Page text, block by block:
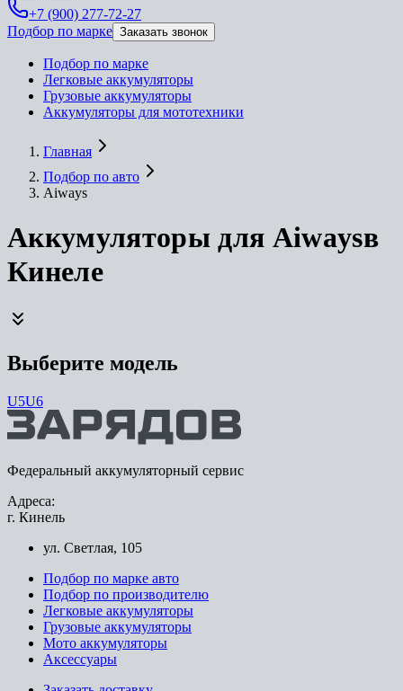
+7 (900) 277-72-27
Подбор по марке Заказать звонок
Подбор по марке
Легковые аккумуляторы
Грузовые аккумуляторы
Аккумуляторы для мототехники
Главная
Подбор по авто
Aiways
Аккумуляторы для Aiwaysв
Кинеле
Выберите модель
U5U6
Федеральный аккумуляторный сервис
Адреса:
г. Кинель
ул. Светлая, 105
Подбор по марке авто
Подбор по производителю
Легковые аккумуляторы
Грузовые аккумуляторы
Мото аккумуляторы
Аксессуары